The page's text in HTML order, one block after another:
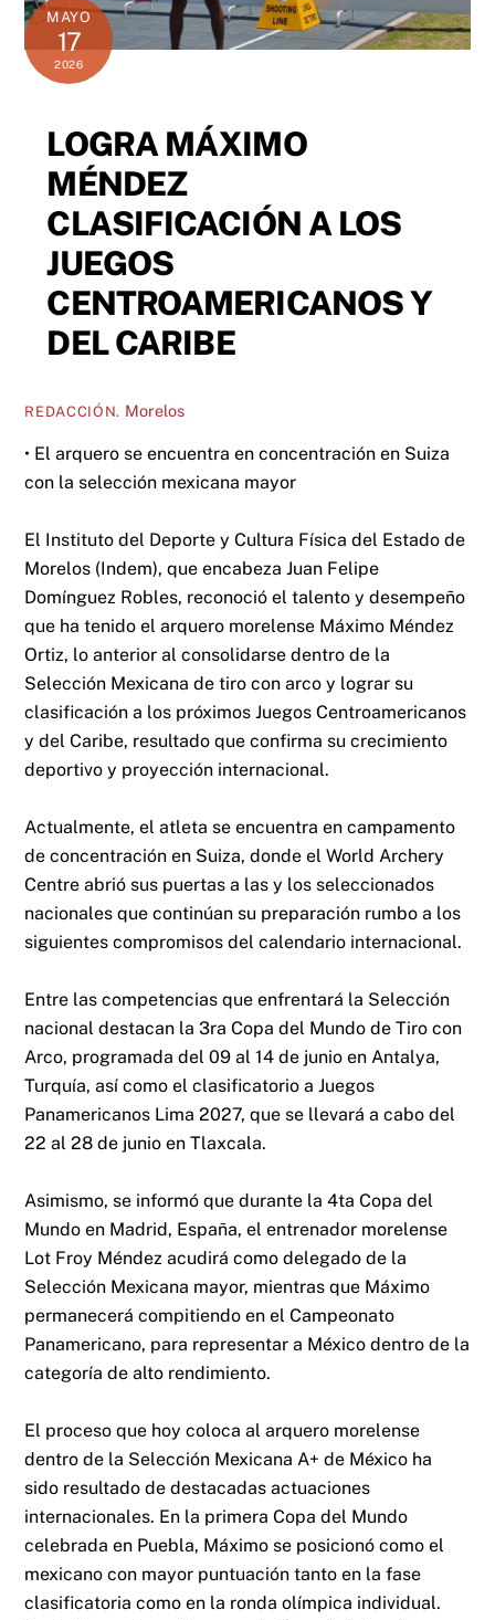
MAYO
17
2026
LOGRA MÁXIMO
MÉNDEZ
CLASIFICACIÓN A LOS
JUEGOS
CENTROAMERICANOS Y
DEL CARIBE
REDACCIÓN. Morelos
• El arquero se encuentra en concentración en Suiza
con la selección mexicana mayor
El Instituto del Deporte y Cultura Física del Estado de
Morelos (Indem), que encabeza Juan Felipe
Domínguez Robles, reconoció el talento y desempeño
que ha tenido el arquero morelense Máximo Méndez
Ortiz, lo anterior al consolidarse dentro de la
Selección Mexicana de tiro con arco y lograr su
clasificación a los próximos Juegos Centroamericanos
y del Caribe, resultado que confirma su crecimiento
deportivo y proyección internacional.
Actualmente, el atleta se encuentra en campamento
de concentración en Suiza, donde el World Archery
Centre abrió sus puertas a las y los seleccionados
nacionales que continúan su preparación rumbo a los
siguientes compromisos del calendario internacional.
Entre las competencias que enfrentará la Selección
nacional destacan la 3ra Copa del Mundo de Tiro con
Arco, programada del 09 al 14 de junio en Antalya,
Turquía, así como el clasificatorio a Juegos
Panamericanos Lima 2027, que se llevará a cabo del
22 al 28 de junio en Tlaxcala.
Asimismo, se informó que durante la 4ta Copa del
Mundo en Madrid, España, el entrenador morelense
Lot Froy Méndez acudirá como delegado de la
Selección Mexicana mayor, mientras que Máximo
permanecerá compitiendo en el Campeonato
Panamericano, para representar a México dentro de la
categoría de alto rendimiento.
El proceso que hoy coloca al arquero morelense
dentro de la Selección Mexicana A+ de México ha
sido resultado de destacadas actuaciones
internacionales. En la primera Copa del Mundo
celebrada en Puebla, Máximo se posicionó como el
mexicano con mayor puntuación tanto en la fase
clasificatoria como en la ronda olímpica individual.